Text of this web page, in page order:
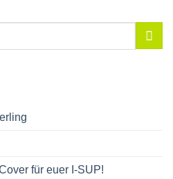
für euer I-SUP!